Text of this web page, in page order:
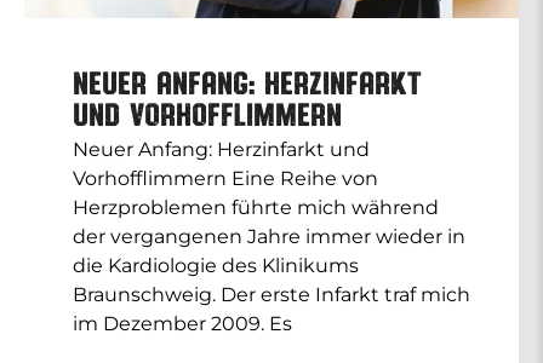
Neuer Anfang: Herzinfarkt
und Vorhofflimmern
Neuer Anfang: Herzinfarkt und
Vorhofflimmern Eine Reihe von
Herzproblemen führte mich während
der vergangenen Jahre immer wieder in
die Kardiologie des Klinikums
Braunschweig. Der erste Infarkt traf mich
im Dezember 2009. Es